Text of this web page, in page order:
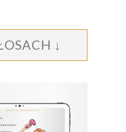
↓